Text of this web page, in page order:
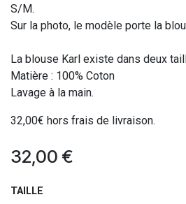
S/M.
Sur la photo, le modèle porte la
La blouse Karl existe dans deux
Matière : 100% Coton
Lavage à la main.
32,00€ hors frais de livraison.
32,00 €
TAILLE